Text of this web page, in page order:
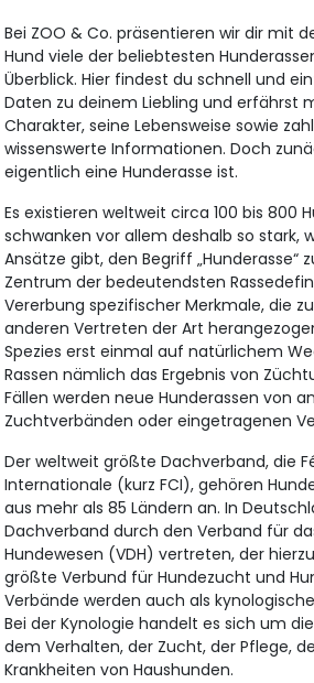
Bei ZOO & Co. präsentieren wir dir mit
Hund viele der beliebtesten
Überblick. Hier findest du schnell und
Daten zu deinem Liebling und erfährst
Charakter, seine Lebensweise sowie
wissenswerte Informationen. Doch
eigentlich eine Hunderasse ist.
Es existieren weltweit circa 100 bis 800
schwanken vor allem deshalb so stark,
Ansätze gibt, den Begriff „Hunderasse“
Zentrum der bedeutendsten
Vererbung spezifischer Merkmale, die
anderen Vertreten der Art
Spezies erst einmal auf natürlichem
Rassen nämlich das Ergebnis von
Fällen werden neue Hunderassen von
Zuchtverbänden oder eingetragenen
Der weltweit größte Dachverband, die
Internationale (kurz FCI), gehören
aus mehr als 85 Ländern an. In
Dachverband durch den Verband für
Hundewesen (VDH) vertreten, der
größte Verbund für Hundezucht und
Verbände werden auch als
Bei der Kynologie handelt es sich um
dem Verhalten, der Zucht, der Pflege,
Krankheiten von Haushunden.